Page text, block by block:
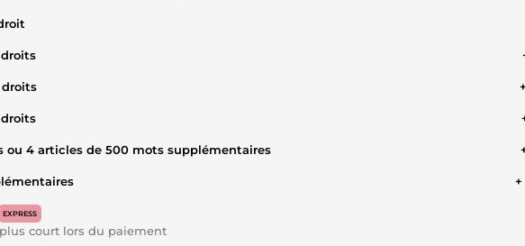
ou 4 articles de 500 mots supplémentaires
+
EXPRESS
court lors du paiement